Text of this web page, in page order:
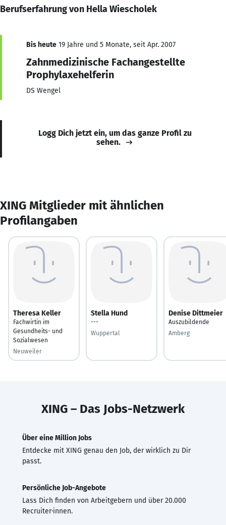
Berufserfahrung von Hella Wiescholek
Bis heute 19 Jahre und 5 Monate, seit Apr. 2007
Zahnmedizinische Fachangestellte
Prophylaxehelferin
DS Wengel
Logg Dich jetzt ein, um das ganze Profil zu
sehen.
XING Mitglieder mit ähnlichen
Profilangaben
Theresa Keller
Fachwirtin im
Gesundheits- und
Sozialwesen
Neuweiler
Stella Hund
---
Wuppertal
Denise Dittmeier
Auszubildende
Amberg
XING – Das Jobs-Netzwerk
Über eine Million Jobs
Entdecke mit XING genau den Job, der wirklich zu Dir
passt.
Persönliche Job-Angebote
Lass Dich finden von Arbeitgebern und über 20.000
Recruiter·innen.